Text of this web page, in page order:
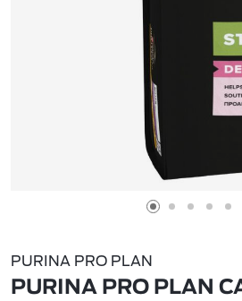
PURINA PRO PLAN
PURINA PRO PLAN